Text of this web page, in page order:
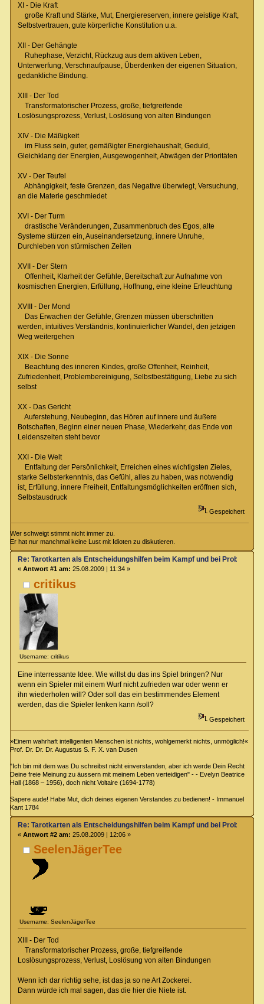
XI - Die Kraft
große Kraft und Stärke, Mut, Energiereserven, innere geistige Kraft,
Selbstvertrauen, gute körperliche Konstitution u.a.
XII - Der Gehängte
Ruhephase, Verzicht, Rückzug aus dem aktiven Leben,
Unterwerfung, Verschnaufpause, Überdenken der eigenen Situation,
gedankliche Bindung.
XIII - Der Tod
Transformatorischer Prozess, große, tiefgreifende
Loslösungsprozess, Verlust, Loslösung von alten Bindungen
XIV - Die Mäßigkeit
im Fluss sein, guter, gemäßigter Energiehaushalt, Geduld,
Gleichklang der Energien, Ausgewogenheit, Abwägen der Prioritäten
XV - Der Teufel
Abhängigkeit, feste Grenzen, das Negative überwiegt, Versuchung,
an die Materie geschmiedet
XVI - Der Turm
drastische Veränderungen, Zusammenbruch des Egos, alte
Systeme stürzen ein, Auseinandersetzung, innere Unruhe,
Durchleben von stürmischen Zeiten
XVII - Der Stern
Offenheit, Klarheit der Gefühle, Bereitschaft zur Aufnahme von
kosmischen Energien, Erfüllung, Hoffnung, eine kleine Erleuchtung
XVIII - Der Mond
Das Erwachen der Gefühle, Grenzen müssen überschritten
werden, intuitives Verständnis, kontinuierlicher Wandel, den jetzigen
Weg weitergehen
XIX - Die Sonne
Beachtung des inneren Kindes, große Offenheit, Reinheit,
Zufriedenheit, Problembereinigung, Selbstbestätigung, Liebe zu sich
selbst
XX - Das Gericht
Auferstehung, Neubeginn, das Hören auf innere und äußere
Botschaften, Beginn einer neuen Phase, Wiederkehr, das Ende von
Leidenszeiten steht bevor
XXI - Die Welt
Entfaltung der Persönlichkeit, Erreichen eines wichtigsten Zieles,
starke Selbsterkenntnis, das Gefühl, alles zu haben, was notwendig
ist, Erfüllung, innere Freiheit, Entfaltungsmöglichkeiten eröffnen sich,
Selbstausdruck
Gespeichert
Wer schweigt stimmt nicht immer zu.
Er hat nur manchmal keine Lust mit Idioten zu diskutieren.
critikus
Username: critikus
Re: Tarotkarten als Entscheidungshilfen beim Kampf und bei Proben
« Antwort #1 am: 25.08.2009 | 11:34 »
Eine interressante Idee. Wie willst du das ins Spiel bringen? Nur
wenn ein Spieler mit einem Wurf nicht zufrieden war oder wenn er
ihn wiederholen will? Oder soll das ein bestimmendes Element
werden, das die Spieler lenken kann /soll?
Gespeichert
»Einem wahrhaft intelligenten Menschen ist nichts, wohlgemerkt nichts, unmöglich!«
Prof. Dr. Dr. Dr. Augustus S. F. X. van Dusen
"Ich bin mit dem was Du schreibst nicht einverstanden, aber ich werde Dein Recht
Deine freie Meinung zu äussern mit meinem Leben verteidigen" - - Evelyn Beatrice
Hall (1868 – 1956), doch nicht Voltaire (1694-1778)
Sapere aude! Habe Mut, dich deines eigenen Verstandes zu bedienen! - Immanuel
Kant 1784
SeelenJägerTee
Username: SeelenJägerTee
Re: Tarotkarten als Entscheidungshilfen beim Kampf und bei Proben
« Antwort #2 am: 25.08.2009 | 12:06 »
XIII - Der Tod
Transformatorischer Prozess, große, tiefgreifende
Loslösungsprozess, Verlust, Loslösung von alten Bindungen
Wenn ich dar richtig sehe, ist das ja so ne Art Zockerei.
Dann würde ich mal sagen, das die hier die Niete ist.